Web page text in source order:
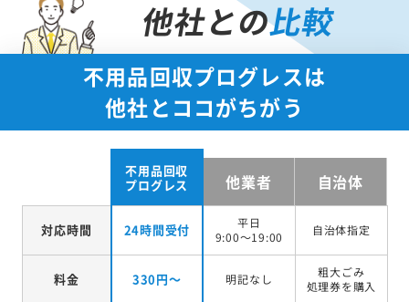
他社との比較
不用品回収プログレスは
他社とココがちがう
不用品回収
プログレス
他業者 自治体
対応時間 24時間受付
平日
9:00～19:00
自治体指定
料金 330円～ 明記なし
粗大ごみ
処理券を購入